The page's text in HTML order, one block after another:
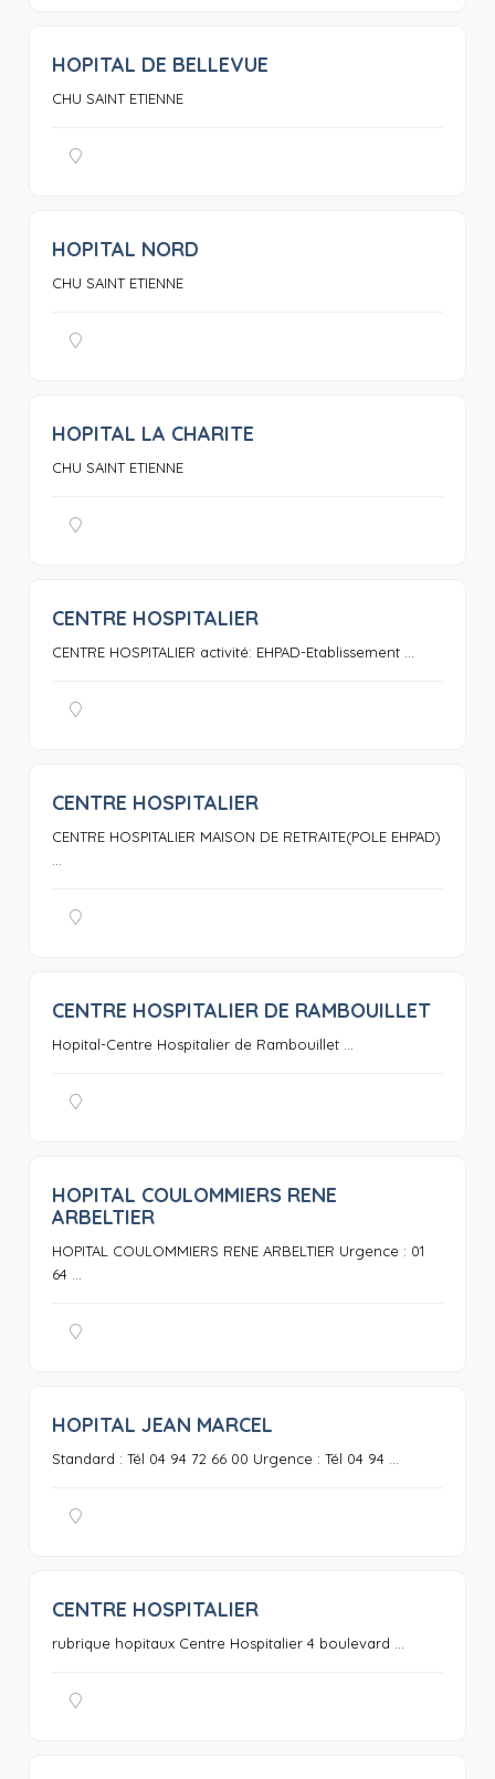
HOPITAL DE BELLEVUE
CHU SAINT ETIENNE
HOPITAL NORD
CHU SAINT ETIENNE
HOPITAL LA CHARITE
CHU SAINT ETIENNE
CENTRE HOSPITALIER
CENTRE HOSPITALIER activité: EHPAD-Etablissement ...
CENTRE HOSPITALIER
CENTRE HOSPITALIER MAISON DE RETRAITE(POLE EHPAD)
0
CENTRE HOSPITALIER DE RAMBOUILLET
Hopital-Centre Hospitalier de Rambouillet ...
HOPITAL COULOMMIERS RENE
ARBELTIER
HOPITAL COULOMMIERS RENE ARBELTIER Urgence : 01
64 ...
HOPITAL JEAN MARCEL
Standard : Tél 04 94 72 66 00 Urgence : Tél 04 94 ...
CENTRE HOSPITALIER
rubrique hopitaux Centre Hospitalier 4 boulevard ...